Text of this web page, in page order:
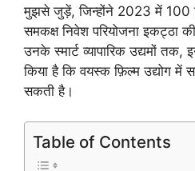
मुझसे जुड़ें, जिन्होंने 2023 में 100
समकक्ष निवेश परियोजना इकट्ठा
उनके स्मार्ट व्यापारिक उद्यमों तक,
किया है कि वयस्क फ़िल्म उद्योग में
सकती है।
Table of Contents